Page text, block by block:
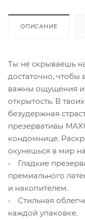
ОПИСАНИЕ
Ты не скрываешь
достаточно, чтобы
важны ощущения и
открытость. В
безудержная
презервативы
кондомнице.
окунешься в мир
• Гладкие
премиального
и накопителем.
• Стильная
каждой упаковке.